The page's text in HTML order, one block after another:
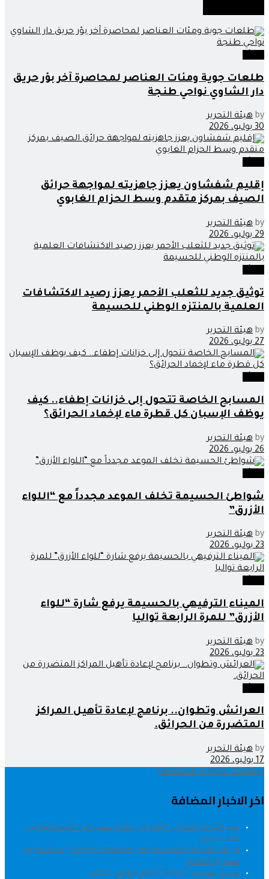
طلعات جوية ومئات العناصر لمحاصرة آخر بؤر حريق
دار الشاوي نواحي طنجة
by هيئة التحرير
30 يوليو، 2026
إقليم شفشاون يعزز جاهزيته لمواجهة حرائق
الصيف بمركز متقدم وسط الحزام الغابوي
by هيئة التحرير
29 يوليو، 2026
توثيق جديد للثعلب الأحمر يعزز رصيد الاكتشافات
العلمية بالمنتزه الوطني للحسيمة
by هيئة التحرير
27 يوليو، 2026
المسابح الخاصة تتحول إلى خزانات إطفاء.. كيف
يوظف الإسبان كل قطرة ماء لإخماد الحرائق؟
by هيئة التحرير
26 يوليو، 2026
شواطئ الحسيمة تخلف الموعد مجدداً مع “اللواء
الأزرق”
by هيئة التحرير
23 يوليو، 2026
الميناء الترفيهي بالحسيمة يرفع شارة “للواء
الأزرق” للمرة الرابعة تواليا
by هيئة التحرير
23 يوليو، 2026
العرائش وتطوان.. برنامج لإعادة تأهيل المراكز
المتضررة من الحرائق.
by هيئة التحرير
17 يوليو، 2026
Facebook Twitter Youtube
اخر الاخبار المضافة
عبد الكريم الأمراني يعود إلى ثلاثة عقود من الصحافة في
كتاب جديد
ميناء طنجة المتوسط يعزز موقعه كبوابة رئيسية لعبور
مغاربة العالم
فيديو تعنيف “حراك” أمام الوكيل العام